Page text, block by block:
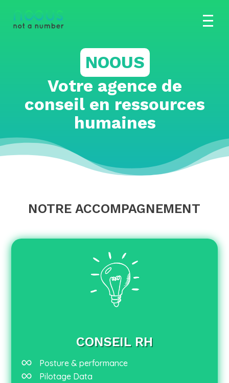
NOOUS
Votre agence de
conseil en ressources
humaines
NOTRE ACCOMPAGNEMENT
CONSEIL RH
Posture & performance
Pilotage Data